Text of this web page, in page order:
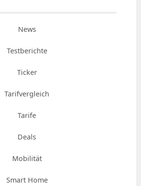
News
Testberichte
Ticker
Tarifvergleich
Tarife
Deals
Mobilität
Smart Home